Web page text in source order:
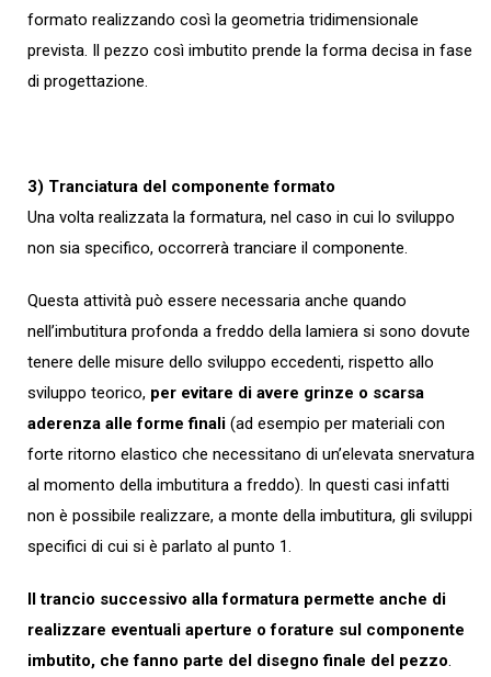
formato realizzando così la geometria tridimensionale
prevista. Il pezzo così imbutito prende la forma decisa in fase
di progettazione.
3) Tranciatura del componente formato
Una volta realizzata la formatura, nel caso in cui lo sviluppo
non sia specifico, occorrerà tranciare il componente.
Questa attività può essere necessaria anche quando
nell’imbutitura profonda a freddo della lamiera si sono dovute
tenere delle misure dello sviluppo eccedenti, rispetto allo
sviluppo teorico, per evitare di avere grinze o scarsa
aderenza alle forme finali (ad esempio per materiali con
forte ritorno elastico che necessitano di un’elevata snervatura
al momento della imbutitura a freddo). In questi casi infatti
non è possibile realizzare, a monte della imbutitura, gli sviluppi
specifici di cui si è parlato al punto 1.
Il trancio successivo alla formatura permette anche di
realizzare eventuali aperture o forature sul componente
imbutito, che fanno parte del disegno finale del pezzo